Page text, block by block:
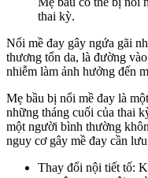
thai kỳ.
Nổi mề đay gây ngứa gãi
thương tổn da, là đường
nhiễm làm ảnh hưởng đến
Mẹ bầu bị nổi mề đay là
những tháng cuối của thai
một người bình thường
nguy cơ gây mề đay cần
Thay đổi nội tiết tố: